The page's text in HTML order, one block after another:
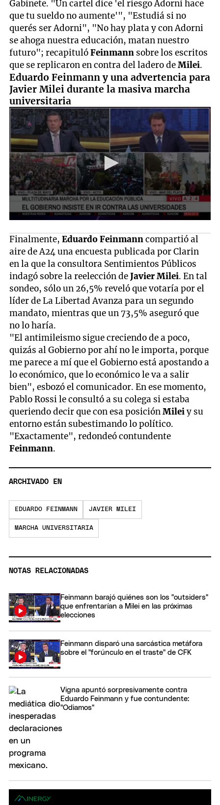
Gabinete. "Un cartel dice 'el riesgo Adorni hace
que tu sueldo no aumente'", "Estudiá si no
querés ser Adorni", "No hay plata y con Adorni
se ahoga nuestra educación, matan nuestro
futuro"; recapitulóFeinmann sobre los escritos
que se replicaron en contra del ladero deMilei.
Eduardo Feinmann y una advertencia para
Javier Milei durante la masiva marcha
universitaria
Finalmente,Eduardo Feinmanncompartió al
aire de A24 una encuesta publicada por Clarin
en la que la consultora Sentimientos Públicos
indagó sobre la reelección deJavier Milei. En tal
sondeo, sólo un 26,5% reveló que votaría por el
líder de La Libertad Avanza para un segundo
mandato, mientras que un 73,5% aseguró que
no lo haría.
"El antimileismo sigue creciendo de a poco,
quizás al Gobierno por ahí no le importa, porque
me parece a mí que el Gobierno está apostando a
lo económico, que lo económico le va a salir
bien", esbozó el comunicador. En ese momento,
Pablo Rossi le consultó a su colega si estaba
queriendo decir que con esa posiciónMileiy su
entorno están subestimando lo político.
"Exactamente", redondeó contundente
Feinmann.
ARCHIVADO EN
EDUARDO FEINMANN JAVIER MILEI
MARCHA UNIVERSITARIA
NOTAS RELACIONADAS
Feinmann barajó quiénes son los "outsiders"
que enfrentarían a Milei en las próximas
elecciones
Feinmann disparó una sarcástica metáfora
sobre el "forúnculo en el traste" de CFK
Vigna apuntó sorpresivamente contra
Eduardo Feinmann y fue contundente:
"Odiamos"